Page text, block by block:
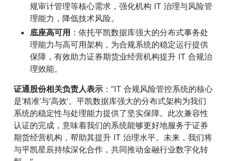
规审计管理等核心需求，强化机构 IT 治理与风险管
理能力，降低技术风险。
底座高可用 ：依托平凯数据库强大的分布式事务处
理能力与高可用架构，为合规系统的稳定运行提供
保障，有效助力证券期货业经营机构提升 IT 合规治
理效能。
证通股份相关负责人表示 ：“IT 合规风险管控系统的核心
是‘精准’与‘高效’。平凯数据库强大的分布式架构为我们
系统的稳定性与处理能力提供了坚实保障。此次兼容性
认证的完成，意味着我们的系统能够更好地服务于证券
期货经营机构，帮助其提升 IT 治理水平。未来，我们将
与平凯星辰持续深化合作，共同推动金融行业数字化转